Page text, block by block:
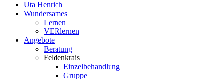
Uta Henrich
Wundersames
Lernen
VERlernen
Angebote
Beratung
Feldenkrais
Einzelbehandlung
Gruppe